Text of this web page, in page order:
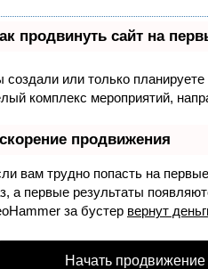
вопросы!
на туры в Баку?
стоит звонок в
стоит звонок в
продвинуть сайт на
создали или только планируете
комплекс мероприятий,
продвижения
вам трудно попасть на
а первые результаты
за бустер вернут
Начать продвижение